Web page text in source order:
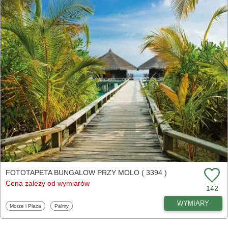
FOTOTAPETA BUNGALOW PRZY MOLO ( 3394 )
Cena zależy od wymiarów
142
Fototapety
Morze i Plaża Fototapety
Palmy WYMIARY